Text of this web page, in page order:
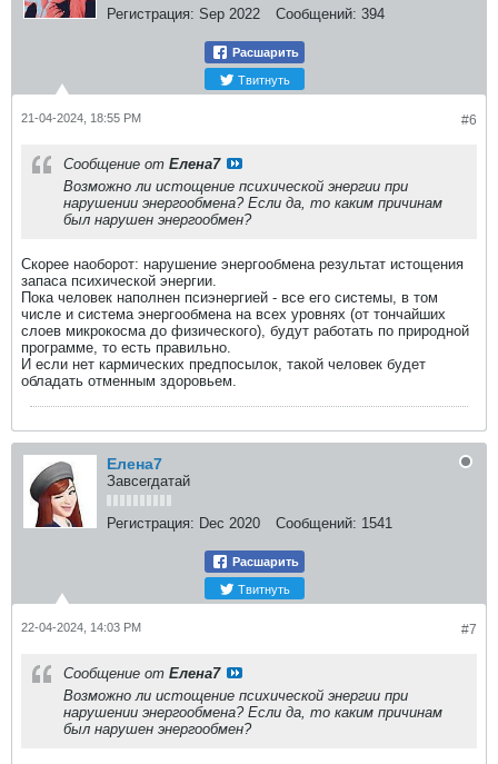
Регистрация: Sep 2022 Сообщений: 394
Расшарить
Твитнуть
#6
21-04-2024, 18:55 PM
Сообщение от Елена7
Возможно ли истощение психической энергии при
нарушении энергообмена? Если да, то каким причинам
был нарушен энергообмен?
Скорее наоборот: нарушение энергообмена результат истощения
запаса психической энергии.
Пока человек наполнен псиэнергией - все его системы, в том
числе и система энергообмена на всех уровнях (от тончайших
слоев микрокосма до физического), будут работать по природной
программе, то есть правильно.
И если нет кармических предпосылок, такой человек будет
обладать отменным здоровьем.
Елена7
Завсегдатай
Регистрация: Dec 2020 Сообщений: 1541
Расшарить
Твитнуть
#7
22-04-2024, 14:03 PM
Сообщение от Елена7
Возможно ли истощение психической энергии при
нарушении энергообмена? Если да, то каким причинам
был нарушен энергообмен?